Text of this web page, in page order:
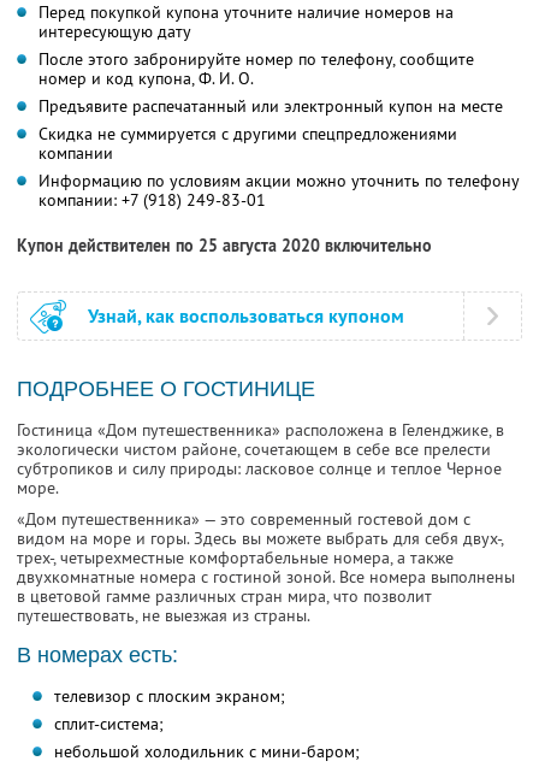
Перед покупкой купона уточните наличие номеров на
интересующую дату
После этого забронируйте номер по телефону, сообщите
номер и код купона,Ф. И. О.
Предъявите распечатанный или электронный купон на месте
Скидка не суммируется с другими спецпредложениями
компании
Информацию по условиям акции можно уточнить по телефону
компании: +7 (918) 249-83-01
Купон действителен по 25 августа 2020 включительно
Узнай, как воспользоваться купоном
ПОДРОБНЕЕ О ГОСТИНИЦЕ
Гостиница «Дом путешественника» расположена в Геленджике, в
экологически чистом районе, сочетающем в себе все прелести
субтропиков и силу природы: ласковое солнце и теплое Черное
море.
«Дом путешественника» — это современный гостевой дом с
видом на море и горы. Здесь вы можете выбрать для себя двух-,
трех-, четырехместные комфортабельные номера, а также
двухкомнатные номера с гостиной зоной. Все номера выполнены
в цветовой гамме различных стран мира, что позволит
путешествовать, не выезжая из страны.
В номерах есть:
телевизор с плоским экраном;
сплит-система;
небольшой холодильник с мини-баром;